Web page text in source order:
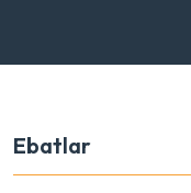
Ebatlar